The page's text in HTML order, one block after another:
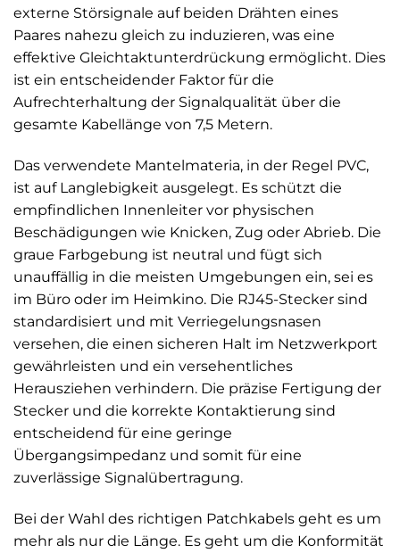
externe Störsignale auf beiden Drähten eines
Paares nahezu gleich zu induzieren, was eine
effektive Gleichtaktunterdrückung ermöglicht. Dies
ist ein entscheidender Faktor für die
Aufrechterhaltung der Signalqualität über die
gesamte Kabellänge von 7,5 Metern.
Das verwendete Mantelmateria, in der Regel PVC,
ist auf Langlebigkeit ausgelegt. Es schützt die
empfindlichen Innenleiter vor physischen
Beschädigungen wie Knicken, Zug oder Abrieb. Die
graue Farbgebung ist neutral und fügt sich
unauffällig in die meisten Umgebungen ein, sei es
im Büro oder im Heimkino. Die RJ45-Stecker sind
standardisiert und mit Verriegelungsnasen
versehen, die einen sicheren Halt im Netzwerkport
gewährleisten und ein versehentliches
Herausziehen verhindern. Die präzise Fertigung der
Stecker und die korrekte Kontaktierung sind
entscheidend für eine geringe
Übergangsimpedanz und somit für eine
zuverlässige Signalübertragung.
Bei der Wahl des richtigen Patchkabels geht es um
mehr als nur die Länge. Es geht um die Konformität